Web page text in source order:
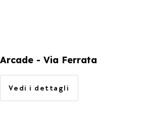
Arcade - Via Ferrata
Vedi i dettagli